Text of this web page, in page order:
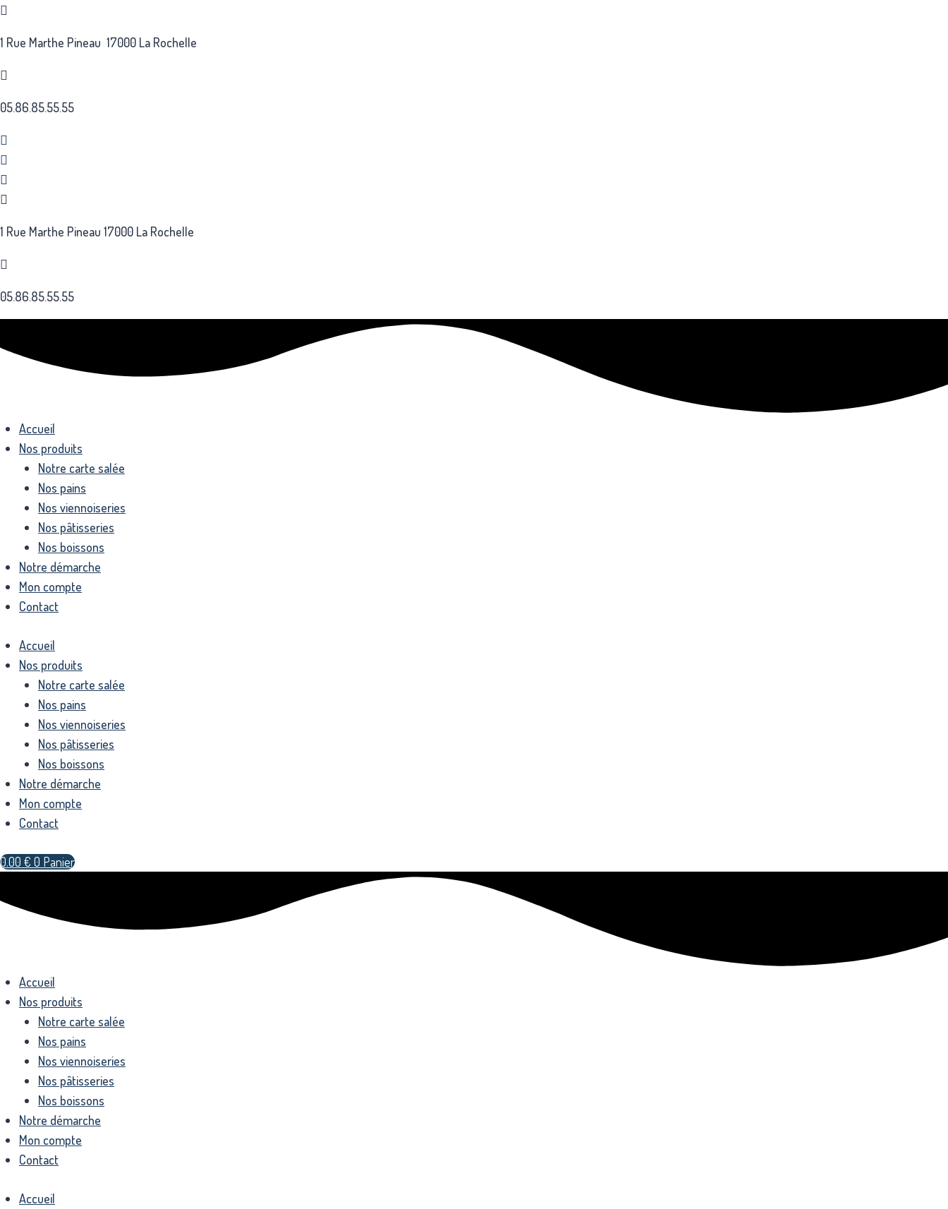
Aller
contenu
1 Rue Marthe Pineau 17000 La Rochelle
05.86.85.55.55
1 Rue Marthe Pineau 17000 La Rochelle
05.86.85.55.55
Accueil
Nos produits
Notre carte salée
Nos pains
Nos viennoiseries
Nos pâtisseries
Nos boissons
Notre démarche
Mon compte
Contact
Accueil
Nos produits
Notre carte salée
Nos pains
Nos viennoiseries
Nos pâtisseries
Nos boissons
Notre démarche
Mon compte
Contact
0.00 € 0 Panier
Accueil
Nos produits
Notre carte salée
Nos pains
Nos viennoiseries
Nos pâtisseries
Nos boissons
Notre démarche
Mon compte
Contact
Accueil